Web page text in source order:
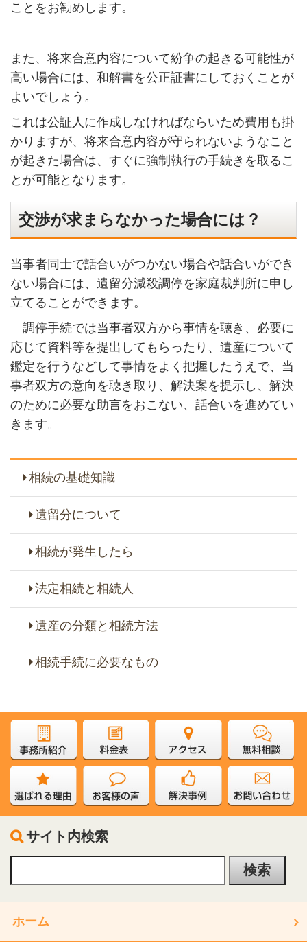
ことをお勧めします。
また、将来合意内容について紛争の起きる可能性が
高い場合には、和解書を公正証書にしておくことが
よいでしょう。
これは公証人に作成しなければならいため費用も掛
かりますが、将来合意内容が守られないようなこと
が起きた場合は、すぐに強制執行の手続きを取るこ
とが可能となります。
交渉が求まらなかった場合には？
当事者同士で話合いがつかない場合や話合いができ
ない場合には、遺留分減殺調停を家庭裁判所に申し
立てることができます。
調停手続では当事者双方から事情を聴き、必要に
応じて資料等を提出してもらったり、遺産について
鑑定を行うなどして事情をよく把握したうえで、当
事者双方の意向を聴き取り、解決案を提示し、解決
のために必要な助言をおこない、話合いを進めてい
きます。
相続の基礎知識
遺留分について
相続が発生したら
法定相続と相続人
遺産の分類と相続方法
相続手続に必要なもの
サイト内検索
ホーム